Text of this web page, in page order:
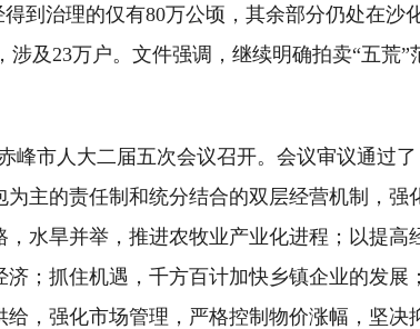
得到治理的仅有80万公顷，其余部分仍处在沙
涉及23万户。文件强调，继续明确拍卖“五荒”
峰市人大二届五次会议召开。会议审议通过
为主的责任制和统分结合的双层经营机制，
，水旱并举，推进农牧业产业化进程；以提
济；抓住机遇，千方百计加快乡镇企业的发
，强化市场管理，严格控制物价涨幅，坚决